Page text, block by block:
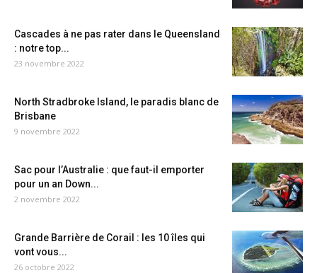
Cascades à ne pas rater dans le Queensland
: notre top...
23 novembre 2022
North Stradbroke Island, le paradis blanc de
Brisbane
9 novembre 2022
Sac pour l’Australie : que faut-il emporter
pour un an Down...
2 novembre 2022
Grande Barrière de Corail : les 10 îles qui
vont vous...
26 octobre 2022